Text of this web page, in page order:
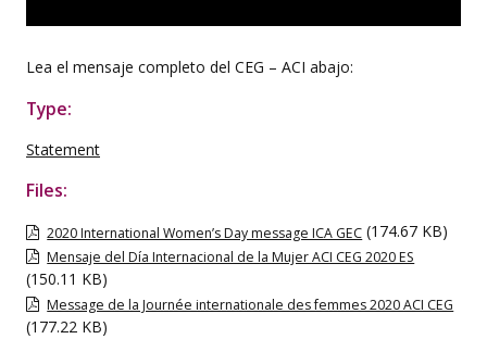
Lea el mensaje completo del CEG – ACI abajo:
Type:
Statement
Files:
2020 International Women’s Day message ICA GEC (174.67 KB)
Mensaje del Día Internacional de la Mujer ACI CEG 2020 ES
(150.11 KB)
Message de la Journée internationale des femmes 2020 ACI CEG
(177.22 KB)